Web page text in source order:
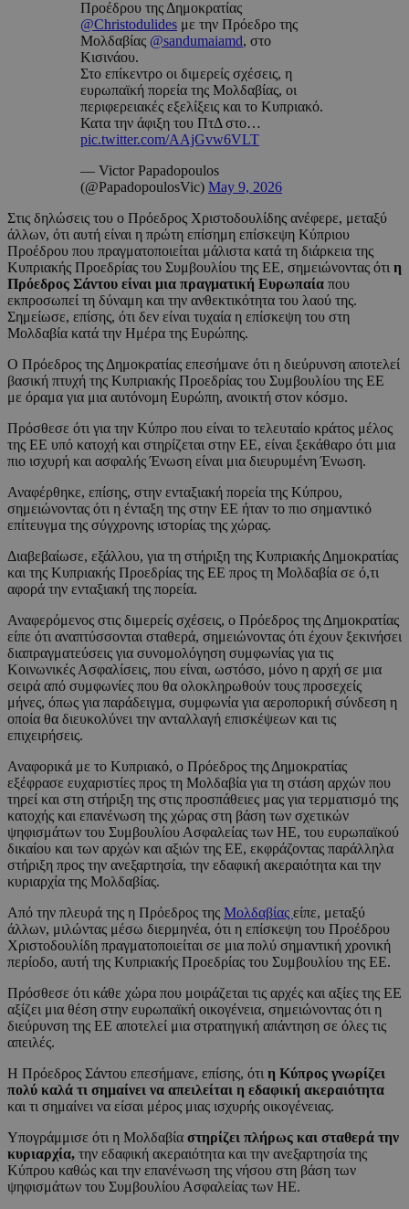
Προέδρου της Δημοκρατίας
@Christodulides με την Πρόεδρο της
Μολδαβίας @sandumaiamd, στο
Κισινάου.
Στο επίκεντρο οι διμερείς σχέσεις, η
ευρωπαϊκή πορεία της Μολδαβίας, οι
περιφερειακές εξελίξεις και το Κυπριακό.
Κατα την άφιξη του ΠτΔ στο…
pic.twitter.com/AAjGvw6VLT
— Victor Papadopoulos
(@PapadopoulosVic) May 9, 2026
Στις δηλώσεις του ο Πρόεδρος Χριστοδουλίδης ανέφερε, μεταξύ
άλλων, ότι αυτή είναι η πρώτη επίσημη επίσκεψη Κύπριου
Προέδρου που πραγματοποιείται μάλιστα κατά τη διάρκεια της
Κυπριακής Προεδρίας του Συμβουλίου της ΕΕ, σημειώνοντας ότι η
Πρόεδρος Σάντου είναι μια πραγματική Ευρωπαία που
εκπροσωπεί τη δύναμη και την ανθεκτικότητα του λαού της.
Σημείωσε, επίσης, ότι δεν είναι τυχαία η επίσκεψη του στη
Μολδαβία κατά την Ημέρα της Ευρώπης.
Ο Πρόεδρος της Δημοκρατίας επεσήμανε ότι η διεύρυνση αποτελεί
βασική πτυχή της Κυπριακής Προεδρίας του Συμβουλίου της ΕΕ
με όραμα για μια αυτόνομη Ευρώπη, ανοικτή στον κόσμο.
Πρόσθεσε ότι για την Κύπρο που είναι το τελευταίο κράτος μέλος
της ΕΕ υπό κατοχή και στηρίζεται στην ΕΕ, είναι ξεκάθαρο ότι μια
πιο ισχυρή και ασφαλής Ένωση είναι μια διευρυμένη Ένωση.
Αναφέρθηκε, επίσης, στην ενταξιακή πορεία της Κύπρου,
σημειώνοντας ότι η ένταξη της στην ΕΕ ήταν το πιο σημαντικό
επίτευγμα της σύγχρονης ιστορίας της χώρας.
Διαβεβαίωσε, εξάλλου, για τη στήριξη της Κυπριακής Δημοκρατίας
και της Κυπριακής Προεδρίας της ΕΕ προς τη Μολδαβία σε ό,τι
αφορά την ενταξιακή της πορεία.
Αναφερόμενος στις διμερείς σχέσεις, ο Πρόεδρος της Δημοκρατίας
είπε ότι αναπτύσσονται σταθερά, σημειώνοντας ότι έχουν ξεκινήσει
διαπραγματεύσεις για συνομολόγηση συμφωνίας για τις
Κοινωνικές Ασφαλίσεις, που είναι, ωστόσο, μόνο η αρχή σε μια
σειρά από συμφωνίες που θα ολοκληρωθούν τους προσεχείς
μήνες, όπως για παράδειγμα, συμφωνία για αεροπορική σύνδεση η
οποία θα διευκολύνει την ανταλλαγή επισκέψεων και τις
επιχειρήσεις.
Αναφορικά με το Κυπριακό, ο Πρόεδρος της Δημοκρατίας
εξέφρασε ευχαριστίες προς τη Μολδαβία για τη στάση αρχών που
τηρεί και στη στήριξη της στις προσπάθειες μας για τερματισμό της
κατοχής και επανένωση της χώρας στη βάση των σχετικών
ψηφισμάτων του Συμβουλίου Ασφαλείας των ΗΕ, του ευρωπαϊκού
δικαίου και των αρχών και αξιών της ΕΕ, εκφράζοντας παράλληλα
στήριξη προς την ανεξαρτησία, την εδαφική ακεραιότητα και την
κυριαρχία της Μολδαβίας.
Από την πλευρά της η Πρόεδρος της Μολδαβίας είπε, μεταξύ
άλλων, μιλώντας μέσω διερμηνέα, ότι η επίσκεψη του Προέδρου
Χριστοδουλίδη πραγματοποιείται σε μια πολύ σημαντική χρονική
περίοδο, αυτή της Κυπριακής Προεδρίας του Συμβουλίου της ΕΕ.
Πρόσθεσε ότι κάθε χώρα που μοιράζεται τις αρχές και αξίες της ΕΕ
αξίζει μια θέση στην ευρωπαϊκή οικογένεια, σημειώνοντας ότι η
διεύρυνση της ΕΕ αποτελεί μια στρατηγική απάντηση σε όλες τις
απειλές.
Η Πρόεδρος Σάντου επεσήμανε, επίσης, ότι η Κύπρος γνωρίζει
πολύ καλά τι σημαίνει να απειλείται η εδαφική ακεραιότητα
και τι σημαίνει να είσαι μέρος μιας ισχυρής οικογένειας.
Υπογράμμισε ότι η Μολδαβία στηρίζει πλήρως και σταθερά την
κυριαρχία, την εδαφική ακεραιότητα και την ανεξαρτησία της
Κύπρου καθώς και την επανένωση της νήσου στη βάση των
ψηφισμάτων του Συμβουλίου Ασφαλείας των ΗΕ.